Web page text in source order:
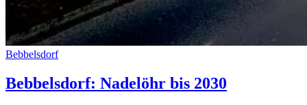
Bebbelsdorf
Bebbelsdorf: Nadelöhr bis 2030